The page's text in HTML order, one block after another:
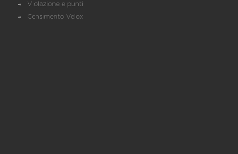
Violazione e punti
Censimento Velox